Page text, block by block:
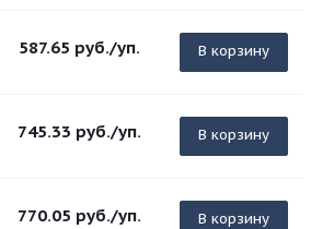
587.65 руб./уп. В корзину
745.33 руб./уп. В корзину
770.05 руб./уп. В корзину